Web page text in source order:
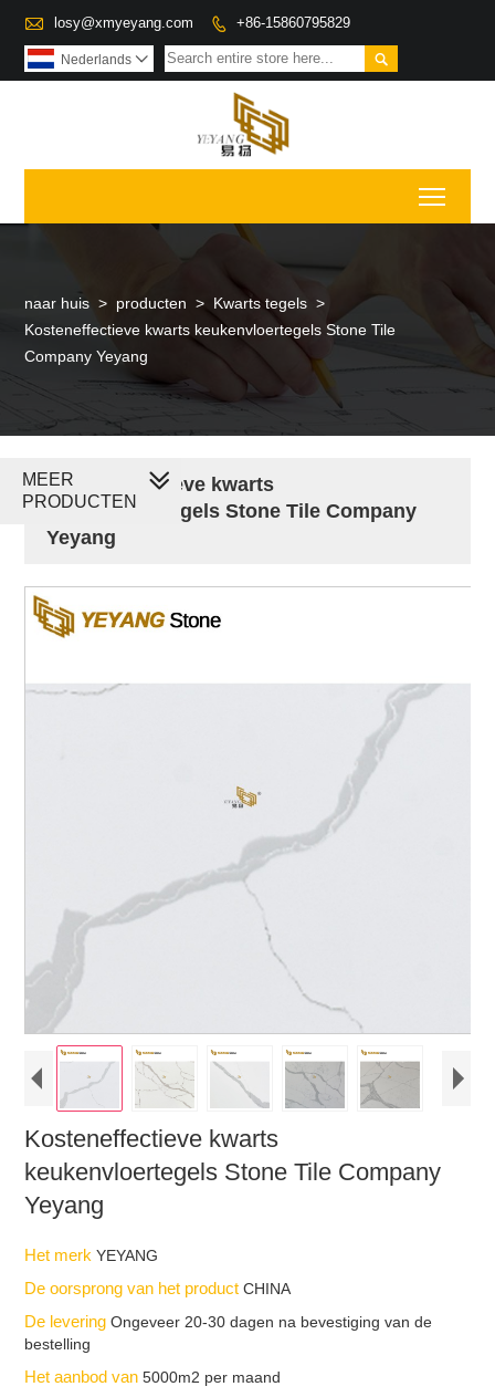
 losy@xmyeyang.com  +86-15860795829

Nederlands 
naar huis > producten > Kwarts tegels >
Kosteneffectieve kwarts keukenvloertegels Stone Tile
Company Yeyang
Kosteneffectieve kwarts
keukenvloertegels Stone Tile Company
Yeyang
Kosteneffectieve kwarts
keukenvloertegels Stone Tile Company
Yeyang
Het merkYEYANG
De oorsprong van het productCHINA
De leveringOngeveer 20-30 dagen na bevestiging van de
bestelling
Het aanbod van5000m2 per maand
MEER
PRODUCTEN